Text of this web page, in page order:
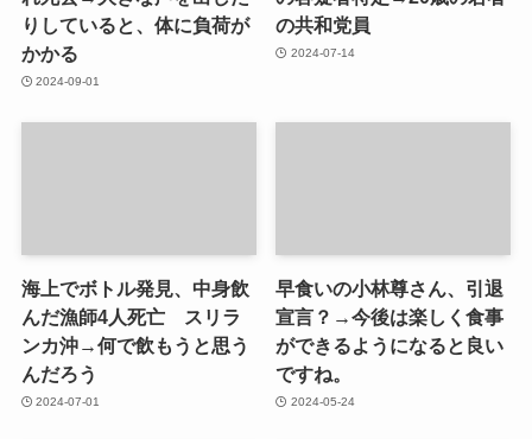
りしていると、体に負荷が
かかる
2024-09-01
の共和党員
2024-07-14
海上でボトル発見、中身飲
んだ漁師4人死亡 スリラ
ンカ沖→何で飲もうと思う
んだろう
2024-07-01
早食いの小林尊さん、引退
宣言？→今後は楽しく食事
ができるようになると良い
ですね。
2024-05-24